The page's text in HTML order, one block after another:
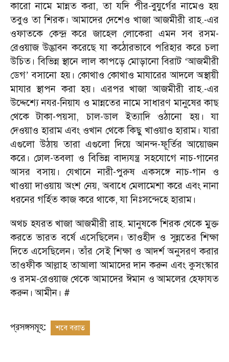
কারো নামে মান্নত করা, তা যদি পীর-বুযুর্গের নামেও হয়
তবুও তা শিরক। আমাদের দেশেও খাজা আজমীরী রাহ.-এর
ওফাতকে কেন্দ্র করে জাহেল লোকেরা এমন সব রসম-
রেওয়াজ উদ্ভাবন করেছে যা কঠোরভাবে পরিহার করে চলা
উচিত। বিভিন্ন স্থানে লাল কাপড়ে মোড়ানো বিরাট ‘আজমীরী
ডেগ’ বসানো হয়। কোথাও কোথাও মাযারের আদলে অস্থায়ী
মাযার স্থাপন করা হয়। এরপর খাজা আজমীরী রাহ.-এর
উদ্দেশ্যে নযর-নিয়ায ও মান্নতের নামে সাধারণ মানুষের কাছ
থেকে টাকা-পয়সা, চাল-ডাল ইত্যাদি ওঠানো হয়। যা
দেওয়াও হারাম এবং ওখান থেকে কিছু খাওয়াও হারাম। যারা
এগুলো উঠায় তারা এগুলো দিয়ে আনন্দ-ফূর্তির আয়োজন
করে। ঢোল-তবলা ও বিভিন্ন বাদ্যযন্ত্র সহযোগে নাচ-গানের
আসর বসায়। যেখানে নারী-পুরুষ একসঙ্গে নাচ-গান ও
খাওয়া দাওয়ায় অংশ নেয়, অবাধে মেলামেশা করে এবং নানা
ধরনের গর্হিত কাজ করে থাকে, যা নিঃসন্দেহে হারাম।
অথচ হযরত খাজা আজমীরী রাহ. মানুষকে শিরক থেকে মুক্ত
করতে ভারত বর্ষে এসেছিলেন। তাওহীদ ও সুন্নতের শিক্ষা
দিতে এসেছিলেন। তাঁর সেই শিক্ষা ও আদর্শ অনুসরণ করার
তাওফীক আল্লাহ তাআলা আমাদের দান করুন এবং কুসংস্কার
ও রসম-রেওয়াজ থেকে আমাদের ঈমান ও আমলের হেফাযত
করুন। আমীন। #
প্রসঙ্গসমূহ: শবে বরাত